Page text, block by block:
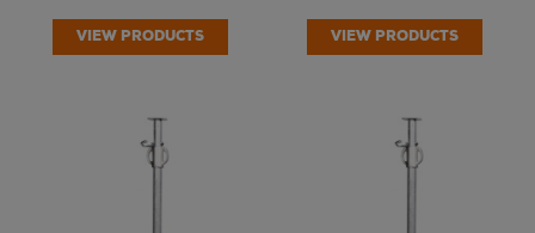
VIEW PRODUCTS VIEW PRODUCTS